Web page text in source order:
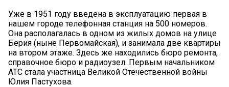
Уже в 1951 году введена в эксплуатацию первая в
нашем городе телефонная станция на 500 номеров.
Она располагалась в одном из жилых домов на улице
Берия (ныне Первомайская), и занимала две квартиры
на втором этаже. Здесь же находились бюро ремонта,
справочное бюро и радиоузел. Первым начальником
АТС стала участница Великой Отечественной войны
Юлия Пастухова.